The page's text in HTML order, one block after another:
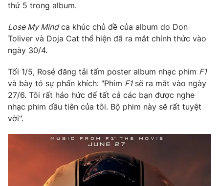
Phim VTV
Hậu trường
Nhân vật
Khán giả
Giải sao mai
Giải trí
Âm nhạc
Sao
Đời sống
Du lịch
Làm đẹp
Giáo dục
Tuyển sinh
Học trực tuyến
Hitech Công nghệ tương lai
Giao lưu trực tuyến
thứ 5 trong album.
Lose My Mindca khúc chủ đề của album do Don
Toliver và Doja Cat thể hiện đã ra mắt chính thức vào
ngày 30/4.
Tối 1/5, Rosé đăng tải tấm poster album nhạc phim F1
và bày tỏ sự phấn khích: "Phim F1sẽ ra mắt vào ngày
27/6. Tôi rất háo hức để tất cả các bạn được nghe
nhạc phim đầu tiên của tôi. Bộ phim này sẽ rất tuyệt
vời".